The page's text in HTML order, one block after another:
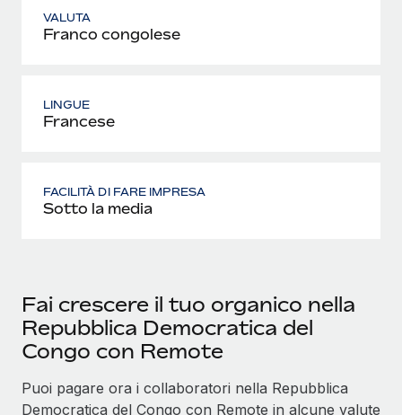
VALUTA
Franco congolese
LINGUE
Francese
FACILITÀ DI FARE IMPRESA
Sotto la media
Fai crescere il tuo organico nella
Repubblica Democratica del
Congo con Remote
Puoi pagare ora i collaboratori nella Repubblica
Democratica del Congo con Remote in alcune valute